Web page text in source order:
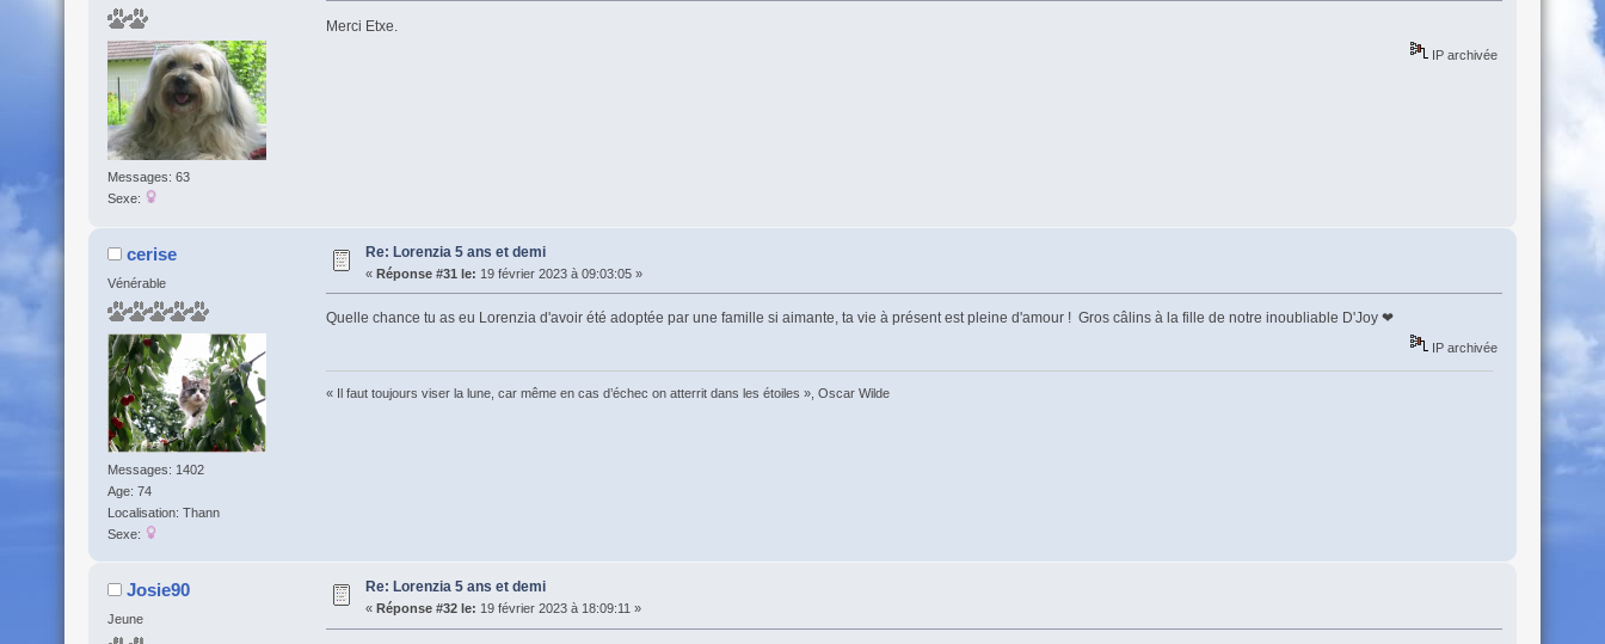
Messages: 63
Sexe:
Merci Etxe.
IP archivée
cerise
Vénérable
Messages: 1402
Age: 74
Localisation: Thann
Sexe:
Re: Lorenzia 5 ans et demi
« Réponse #31 le: 19 février 2023 à 09:03:05 »
Quelle chance tu as eu Lorenzia d'avoir été adoptée par une famille si aimante, ta vie à présent est pleine d'amour ! Gros câlins à la fille de notre inoubliable D'Joy ❤
IP archivée
« Il faut toujours viser la lune, car même en cas d’échec on atterrit dans les étoiles », Oscar Wilde
Josie90
Jeune
Re: Lorenzia 5 ans et demi
« Réponse #32 le: 19 février 2023 à 18:09:11 »